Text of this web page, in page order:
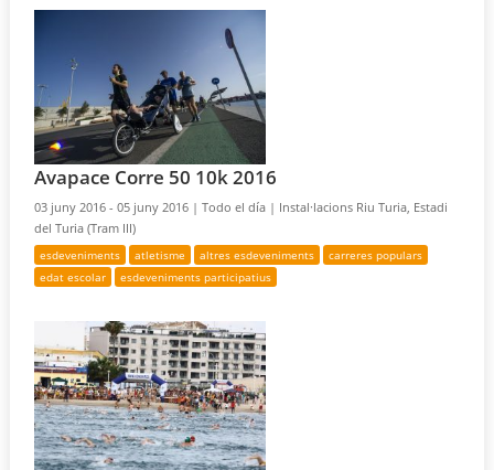
Avapace Corre 50 10k 2016
03 juny 2016 - 05 juny 2016 |Todo el día | Instal·lacions Riu Turia, Estadi
del Turia (Tram III)
esdeveniments atletisme altres esdeveniments
carreres populars
edat escolar
esdeveniments participatius